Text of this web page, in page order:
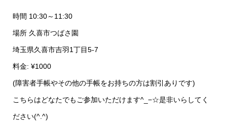
時間 10:30～11:30
場所 久喜市つばさ園
埼玉県久喜市吉羽1丁目5-7
料金: ¥1000
(障害者手帳やその他の手帳をお持ちの方は割引ありです)
こちらはどなたでもご参加いただけます^_−☆是非いらしてく
ださい(^.^)